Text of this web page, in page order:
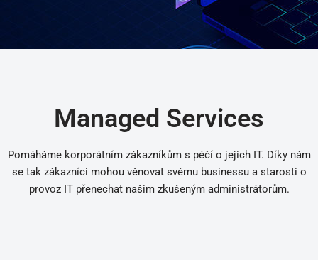
Managed Services
Pomáháme korporátním zákazníkům s péčí o jejich IT. Díky nám
se tak zákazníci mohou věnovat svému businessu a starosti o
provoz IT přenechat našim zkušeným administrátorům.